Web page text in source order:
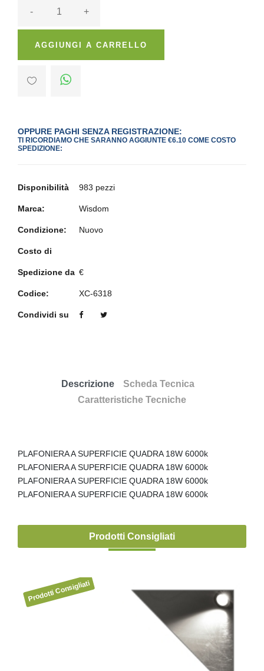
- +
AGGIUNGI A CARRELLO
OPPURE PAGHI SENZA REGISTRAZIONE:
TI RICORDIAMO CHE SARANNO AGGIUNTE €6.10 COME COSTO
SPEDIZIONE:
Disponibilità 983 pezzi
Marca: Wisdom
Condizione: Nuovo
Costo di
Spedizione da €
Codice: XC-6318
Condividi su
Descrizione
Scheda Tecnica
Caratteristiche Tecniche
PLAFONIERA A SUPERFICIE QUADRA 18W 6000k
PLAFONIERA A SUPERFICIE QUADRA 18W 6000k
PLAFONIERA A SUPERFICIE QUADRA 18W 6000k
PLAFONIERA A SUPERFICIE QUADRA 18W 6000k
Prodotti Consigliati